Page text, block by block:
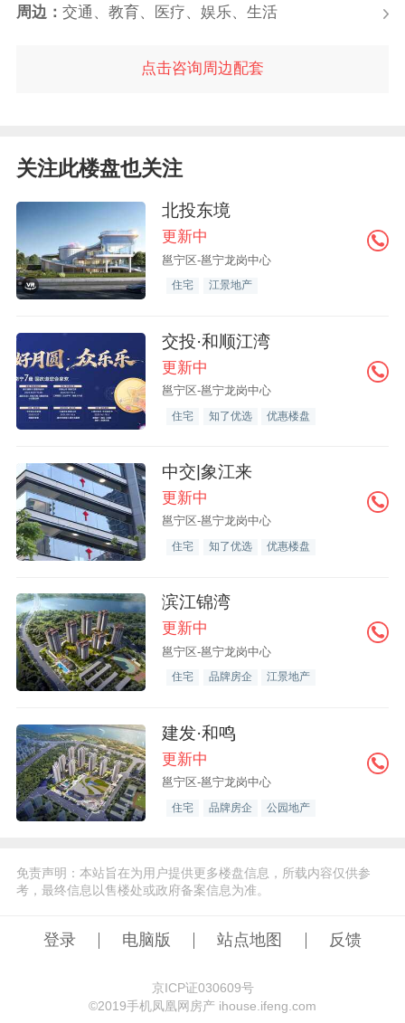
周边： 交通、教育、医疗、娱乐、生活
点击咨询周边配套
关注此楼盘也关注
北投东境
更新中
邕宁区-邕宁龙岗中心
住宅 江景地产
交投·和顺江湾
更新中
邕宁区-邕宁龙岗中心
住宅 知了优选 优惠楼盘
中交|象江来
更新中
邕宁区-邕宁龙岗中心
住宅 知了优选 优惠楼盘
滨江锦湾
更新中
邕宁区-邕宁龙岗中心
住宅 品牌房企 江景地产
建发·和鸣
更新中
邕宁区-邕宁龙岗中心
住宅 品牌房企 公园地产
免责声明：本站旨在为用户提供更多楼盘信息，所载内容仅供参
考，最终信息以售楼处或政府备案信息为准。
登录 电脑版 站点地图 反馈
京ICP证030609号
©️2019手机凤凰网房产 ihouse.ifeng.com